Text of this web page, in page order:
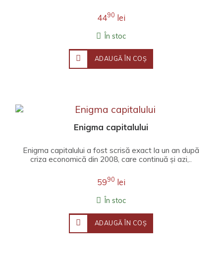
4490 lei
În stoc
ADAUGĂ ÎN COŞ
Enigma capitalului
Enigma capitalului a fost scrisă exact la un an după
criza economică din 2008, care continuă și azi,..
5990 lei
În stoc
ADAUGĂ ÎN COŞ